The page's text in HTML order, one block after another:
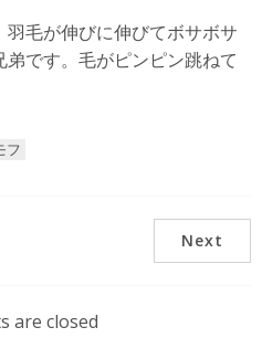
毛が伸びに伸びてボサボサ
です。毛がピンピン跳ねて
フ
Next
are closed